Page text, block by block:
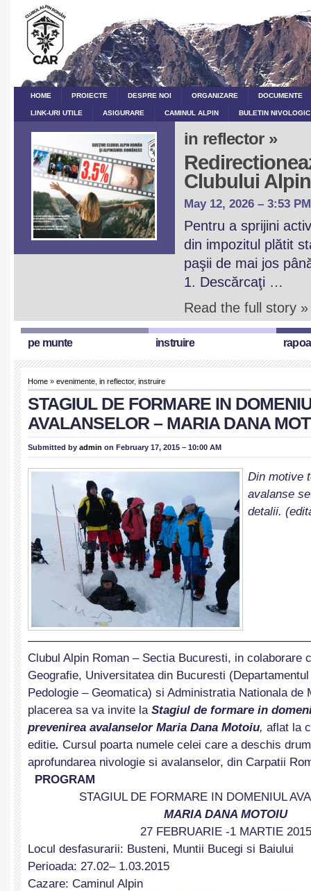
HOME PROIECTE DESPRE NOI ORGANIZARE DOCUMENTE
LINK-URI UTILE ASIGURARE CAMINUL ALPIN BULETIN
in reflector »
Clubului
May 12, 2026 – 3:53 PM
Pentru a sprijini
din impozitul plătit
paşii de mai jos
1. Descărcaţi …
Read the full story »
pe munte instruire
Home » evenimente in reflector, instruire
STAGIUL DE FORMARE IN
AVALANSELOR – MARIA DANA
Submitted by admin on February 17, 2015 – 10:00 AM
Din motive
avalanse
detalii.
Clubul Alpin Roman – Sectia Bucuresti, in colaborare
Geografie, Universitatea din Bucuresti
Pedologie – Geomatica) si Administratia Nationala de
placerea sa va invite la Stagiul de formare in
prevenirea avalanselor Maria Dana Motoiu, aflat la
editie. Cursul poarta numele celei care a deschis
aprofundarea nivologie si avalanselor, din Carpatii
PROGRAM
STAGIUL DE FORMARE IN DOMENIUL
MARIA DANA MOTOIU
27 FEBRUARIE -1 MARTIE 2015
Locul desfasurarii: Busteni, Muntii Bucegi si Baiului
Perioada: 27.02– 1.03.2015
Cazare: Caminul Alpin